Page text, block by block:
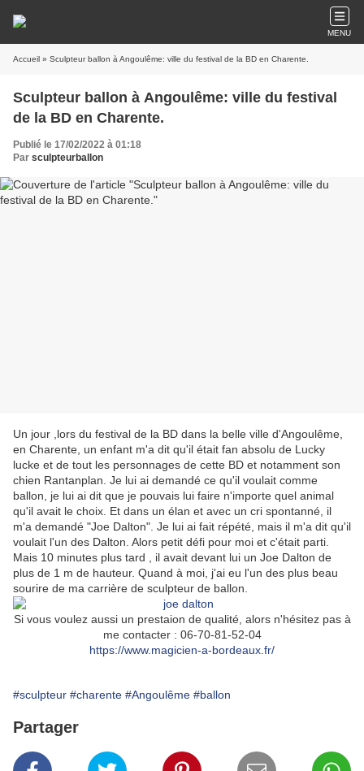
MENU
Accueil » Sculpteur ballon à Angoulême: ville du festival de la BD en Charente.
Sculpteur ballon à Angoulême: ville du festival
de la BD en Charente.
Publié le 17/02/2022 à 01:18
Par sculpteurballon
Un jour ,lors du festival de la BD dans la belle ville d'Angoulême,
en Charente, un enfant m'a dit qu'il était fan absolu de Lucky
lucke et de tout les personnages de cette BD et notamment son
chien Rantanplan. Je lui ai demandé ce qu'il voulait comme
ballon, je lui ai dit que je pouvais lui faire n'importe quel animal
qu'il avait le choix. Et dans un élan et avec un cri spontanné, il
m'a demandé "Joe Dalton". Je lui ai fait répété, mais il m'a dit qu'il
voulait l'un des Dalton. Alors petit défi pour moi et c'était parti.
Mais 10 minutes plus tard , il avait devant lui un Joe Dalton de
plus de 1 m de hauteur. Quand à moi, j'ai eu l'un des plus beau
sourire de ma carrière de sculpteur de ballon.
Si vous voulez aussi un prestaion de qualité, alors n'hésitez pas à
me contacter : 06-70-81-52-04
https://www.magicien-a-bordeaux.fr/
#sculpteur #charente #Angoulême #ballon
Partager